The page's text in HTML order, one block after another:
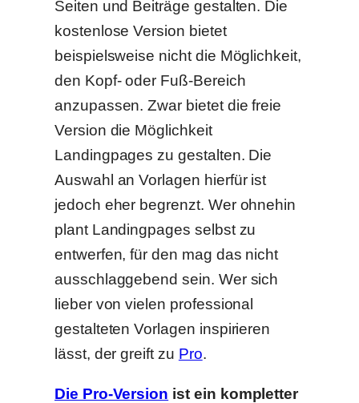
Seiten und Beiträge gestalten. Die
kostenlose Version bietet
beispielsweise nicht die Möglichkeit,
den Kopf- oder Fuß-Bereich
anzupassen. Zwar bietet die freie
Version die Möglichkeit
Landingpages zu gestalten. Die
Auswahl an Vorlagen hierfür ist
jedoch eher begrenzt. Wer ohnehin
plant Landingpages selbst zu
entwerfen, für den mag das nicht
ausschlaggebend sein. Wer sich
lieber von vielen professional
gestalteten Vorlagen inspirieren
lässt, der greift zu Pro.
Die Pro-Version ist ein kompletter